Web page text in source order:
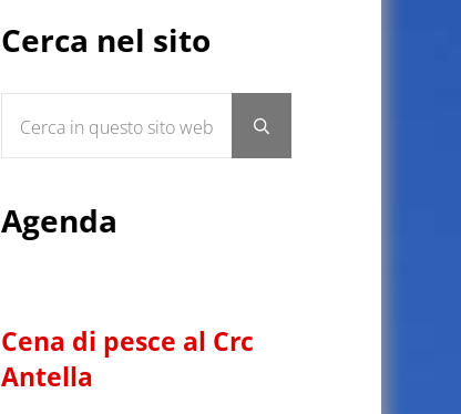
Cerca nel sito
Submit search
Agenda
Cena di pesce al Crc
Antella